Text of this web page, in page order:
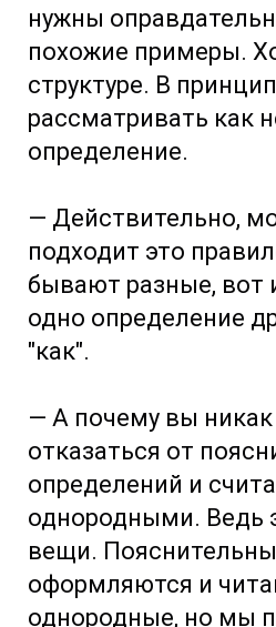
нужны
похожие примеры.
структуре. В
рассматривать как
определение.
— Действительно,
подходит это
бывают разные, вот
одно определение
"как".
— А почему вы никак
отказаться от
определений и
однородными. Ведь
вещи.
оформляются и
однородные, но мы